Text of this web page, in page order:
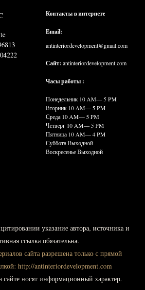
Контакты в интернете
Email:
antinteriordevelopment@gmail.com
Сайт: antinteriordevelopment.com
Часы работы :
Понедельник 10 AM— 5 PM
Вторник 10 AM— 5 PM
Среда 10 AM— 5 PM
Четверг 10 AM— 5 PM
Пятница 10 AM— 4 PM
Суббота Выходной
Воскресенье Выходной
указание автора, источника и
ссылка обязательна.
сайта разрешена только с прямой
http://antinteriordevelopment.com
сайте носят информационный характер.